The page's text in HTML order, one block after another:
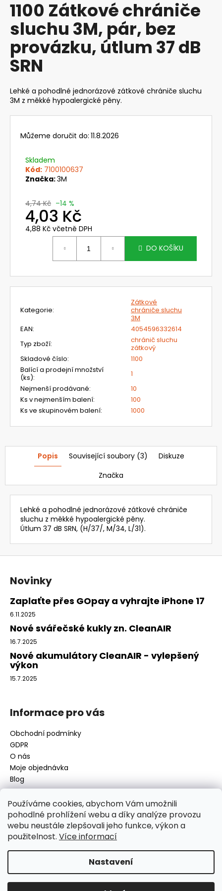
Používáme cookies, abychom Vám umožnili
pohodlné prohlížení webu a díky analýze provozu
webu neustále zlepšovali jeho funkce, výkon a
použitelnost. Více informací
Nastavení
produktu
z
5
hvězdiček.
1100 Zátkové chrániče
sluchu 3M, pár, bez
provázku, útlum 37 dB
SRN
Lehké a pohodlné jednorázové zátkové chrániče sluchu
3M z měkké hypoalergické pěny.
Můžeme doručit do: 11.8.2026
Skladem
Kód: 7100100637
Značka:3M
4,74 Kč –14 %
4,03 Kč
4,88 Kč včetně DPH
DO KOŠÍKU
Kategorie:
Zátkové
chrániče sluchu
3M
EAN:
4054596332614
Typ zboží:
chránič sluchu
zátkový
Skladové číslo:
1100
Balící a prodejní množství
(ks):
1
Nejmenší prodávané:
10
Ks v nejmenším balení:
100
Ks ve skupinovém balení: 1000
Popis Související soubory (3)
Diskuze
Značka
Lehké a pohodlné jednorázové zátkové chrániče
sluchu z měkké hypoalergické pěny.
Útlum 37 dB SRN, (H/37/, M/34, L/31).
a
j
í
t
?
HLEDAT
e
PŘILBA
DIAMOND
WIND
DELTA
PLUS
370
Původně:
489
Z
Novinky
Zaplaťte přes GOpay a vyhrajte iPhone 17
6.11.2025
Nové svářečské kukly zn. CleanAIR
16.7.2025
Nové akumulátory CleanAIR - vylepšený
výkon
15.7.2025
Informace pro vás
Obchodní podmínky
GDPR
O nás
Moje objednávka
Blog
Kontakt
disamsafety@disamsafety.cz
596 624 947
Sledujte nás na Facebooku